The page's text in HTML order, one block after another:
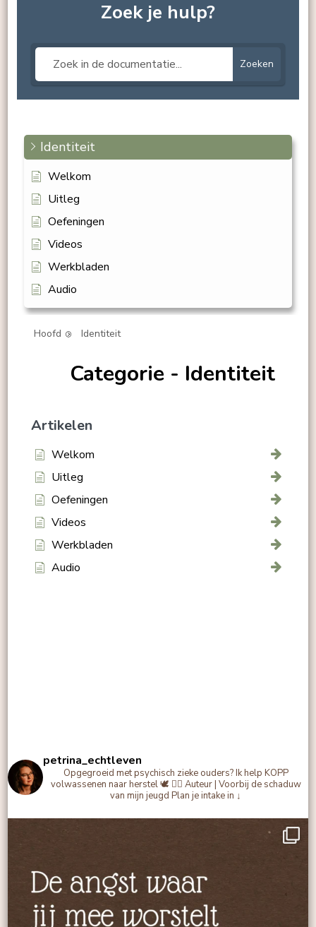
Zoek je hulp?
Zoeken
Identiteit
Welkom
Uitleg
Oefeningen
Videos
Werkbladen
Audio
Hoofd Identiteit
Categorie - Identiteit
Artikelen
Welkom
Uitleg
Oefeningen
Videos
Werkbladen
Audio
petrina_echtleven
Opgegroeid met psychisch zieke ouders?Ik help KOPP
volwassenen naar herstel 🕊️ ✍🏻 Auteur | Voorbij de schaduw
van mijn jeugd Plan je intake in ↓